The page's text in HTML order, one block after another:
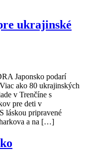
ukrajinské
Japonsko podarí
ako 80 ukrajinských
v Trenčíne s
pre deti v
láskou pripravené
a na […]